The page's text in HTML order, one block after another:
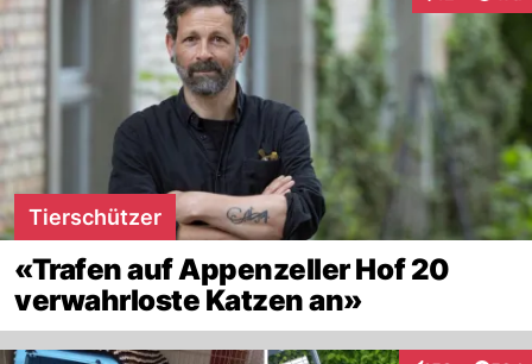
Tierschützer
«Trafen auf Appenzeller Hof 20
verwahrloste Katzen an»